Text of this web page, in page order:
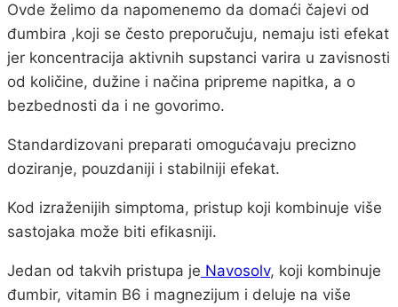
Ovde želimo da napomenemo da domaći čajevi od
đumbira ,koji se često preporučuju, nemaju isti efekat
jer koncentracija aktivnih supstanci varira u zavisnosti
od količine, dužine i načina pripreme napitka, a o
bezbednosti da i ne govorimo.
Standardizovani preparati omogućavaju precizno
doziranje, pouzdaniji i stabilniji efekat.
Kod izraženijih simptoma, pristup koji kombinuje više
sastojaka može biti efikasniji.
Jedan od takvih pristupa je Navosolv, koji kombinuje
đumbir, vitamin B6 i magnezijum i deluje na više